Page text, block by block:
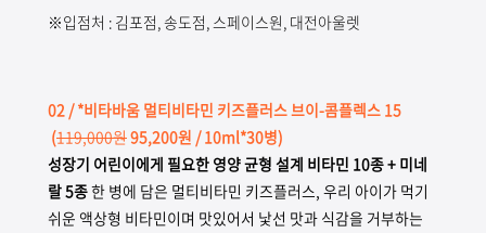
※입점처 : 김포점, 송도점, 스페이스원, 대전아울렛
02 / *비타바움 멀티비타민 키즈플러스 브이-콤플렉스 15
(119,000원95,200원 / 10ml*30병)
성장기 어린이에게 필요한 영양 균형 설계 비타민 10종 + 미네
랄 5종한 병에 담은 멀티비타민 키즈플러스, 우리 아이가 먹기
쉬운 액상형 비타민이며 맛있어서 낯선 맛과 식감을 거부하는